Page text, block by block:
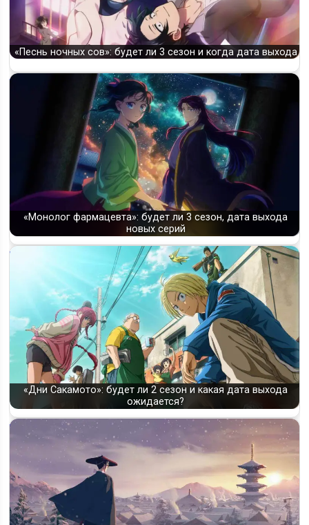
«Песнь ночных сов»: будет ли 3 сезон и когда дата выхода
«Монолог фармацевта»: будет ли 3 сезон, дата выхода
новых серий
«Дни Сакамото»: будет ли 2 сезон и какая дата выхода
ожидается?